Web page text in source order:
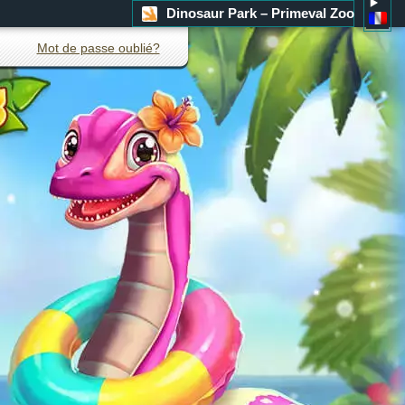
Dinosaur Park – Primeval Zoo
Mot de passe oublié?